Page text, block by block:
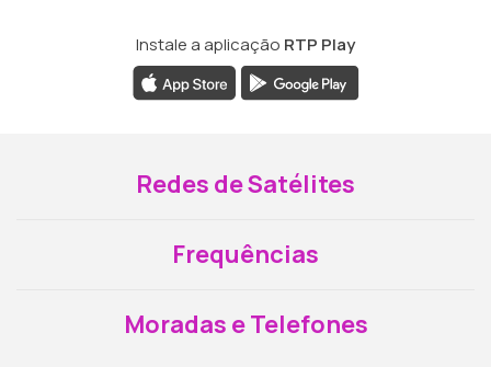
Instale a aplicação RTP Play
Redes de Satélites
Frequências
Moradas e Telefones